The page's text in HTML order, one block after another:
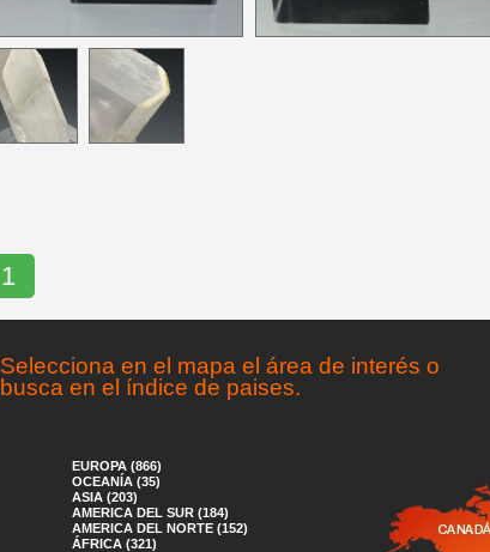
1
Selecciona en el mapa el área de interés o
busca en el índice de paises.
EUROPA (866)
OCEANÍA (35)
ASIA (203)
AMERICA DEL SUR (184)
AMERICA DEL NORTE (152)
ÁFRICA (321)